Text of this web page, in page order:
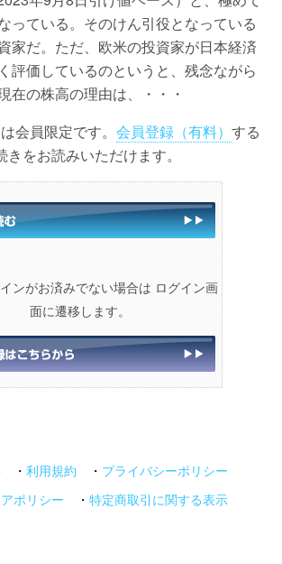
っている。そのけん引役となっている
家だ。ただ、欧米の投資家が日本経済
評価しているのというと、残念ながら
在の株高の理由は、・・・
会員限定です。 会員登録（有料） する
きをお読みいただけます。
ンがお済みでない場合は ログイン画
面に遷移します。
・ 利用規約 ・ プライバシーポリシー
ポリシー ・ 特定商取引に関する表示